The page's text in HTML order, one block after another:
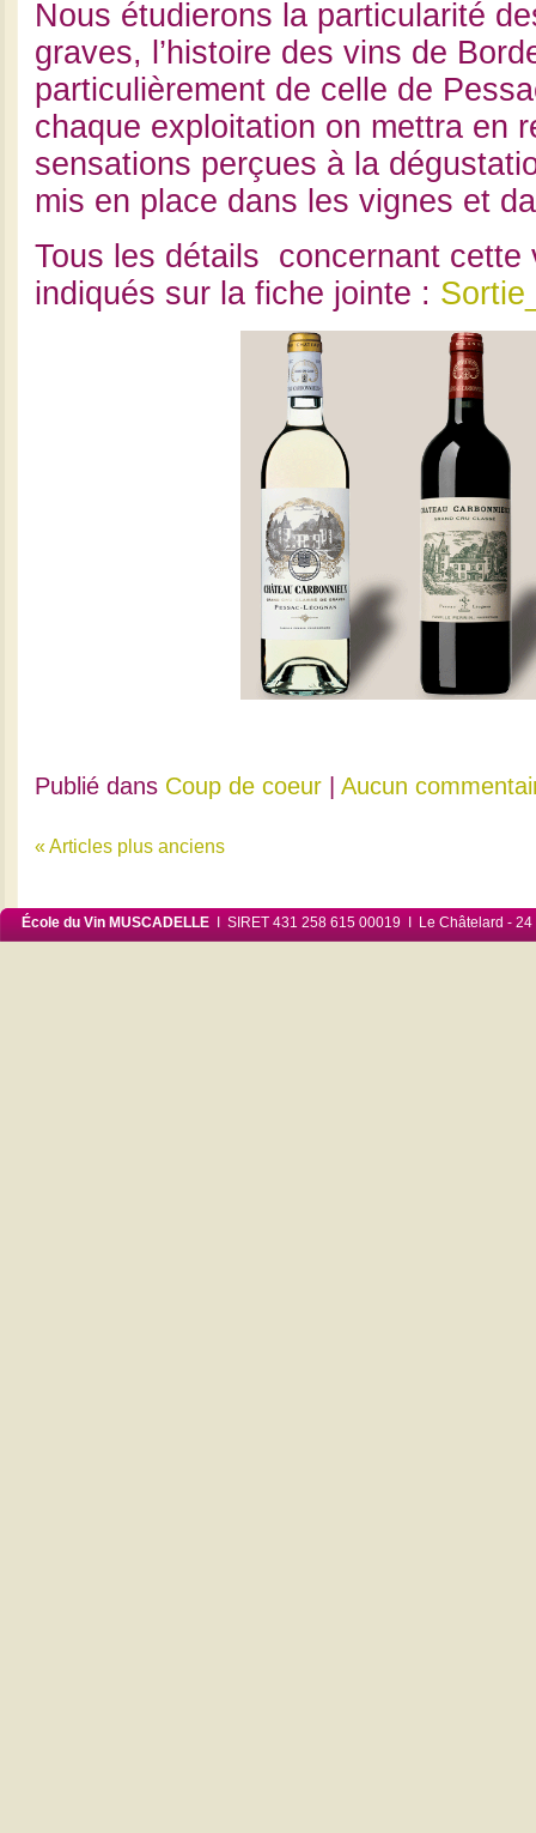
Nous étudierons la particularité
graves, l’histoire des vins de
particulièrement de celle de
chaque exploitation on mettra en
sensations perçues à la
mis en place dans les vignes et
Tous les détails concernant cette
indiqués sur la fiche jointe :
Publié dans Coup de coeur| Aucun
« Articles plus anciens
École du Vin MUSCADELLEI SIRET 431 258 615 00019 I Le Châtelard - 24